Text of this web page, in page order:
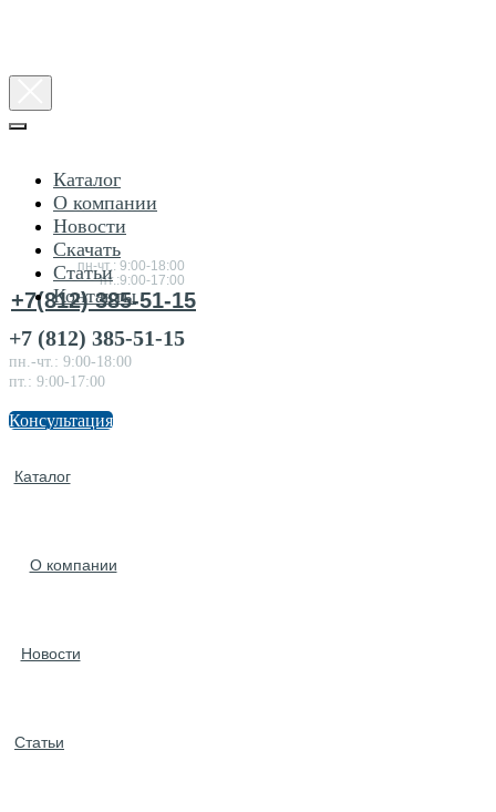
Консультация
по товарам
пн-чт.: 9:00-18:00
пт.:9:00-17:00
+7(812) 385-51-15
Каталог
О компании
Новости
Статьи
Каталог
О компании
Новости
Скачать
Статьи
Контакты
+7 (812) 385-51-15
пн.-чт.: 9:00-18:00
пт.: 9:00-17:00
Консультация